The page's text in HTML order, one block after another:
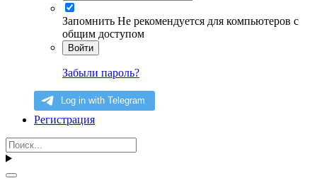
Запомнить Не рекомендуется для компьютеров с
общим доступом
Войти
Забыли пароль?
Регистрация